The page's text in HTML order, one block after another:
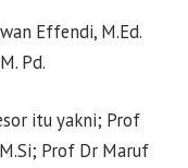
Effendi, M.Ed.
Pd.
itu yakni; Prof
Prof Dr Maruf